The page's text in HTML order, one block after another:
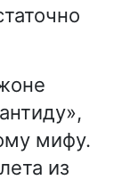
мифу.
из